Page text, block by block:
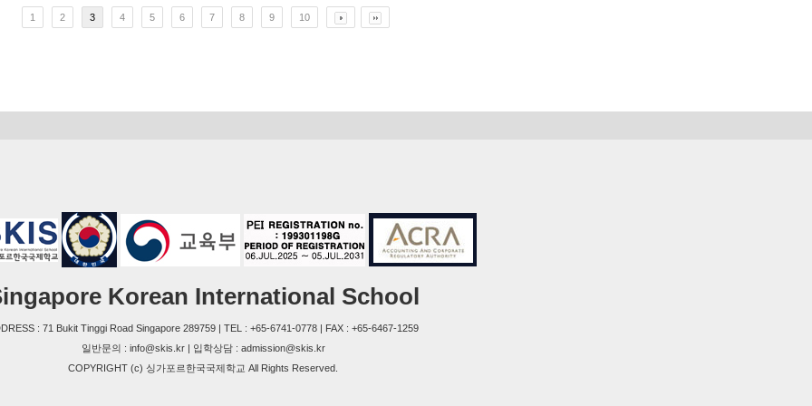
1 2 3 4 5 6 7 8 9 10
Korean International School
: 71 Bukit Tinggi Road Singapore 289759 | TEL : +65-6741-0778 | FAX : +65-6467-1259
일반문의 : info@skis.kr | 입학상담 : admission@skis.kr
COPYRIGHT (c) 싱가포르한국국제학교 All Rights Reserved.